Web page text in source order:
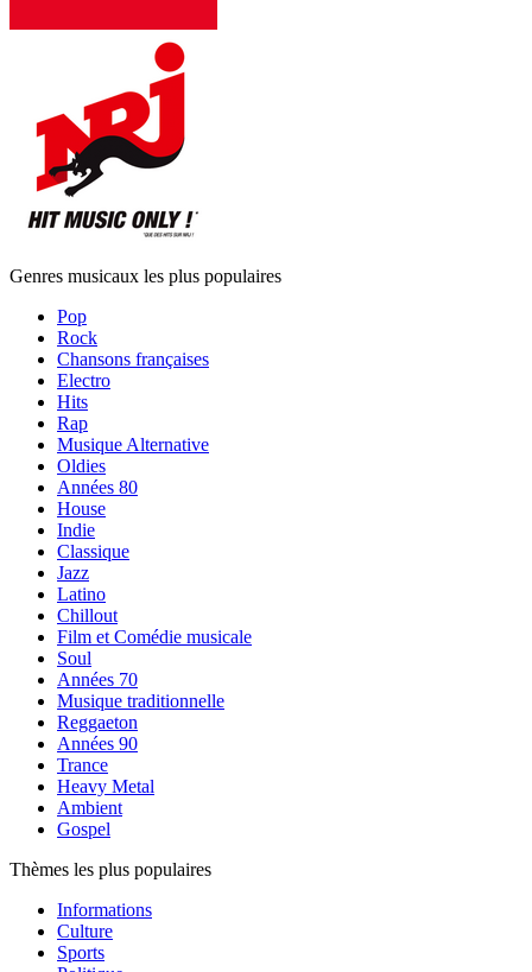
Genres musicaux les plus populaires
Pop
Rock
Chansons françaises
Electro
Hits
Rap
Musique Alternative
Oldies
Années 80
House
Indie
Classique
Jazz
Latino
Chillout
Film et Comédie musicale
Soul
Années 70
Musique traditionnelle
Reggaeton
Années 90
Trance
Heavy Metal
Ambient
Gospel
Thèmes les plus populaires
Informations
Culture
Sports